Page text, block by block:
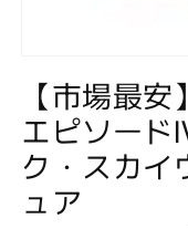
ル
で
メ
デ
ィ
【市場最
エピソード
ク・スカイ
ュア